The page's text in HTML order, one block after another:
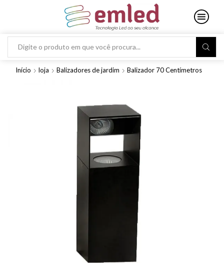
Search
Início loja Balizadores de jardim Balizador 70 Centímetros